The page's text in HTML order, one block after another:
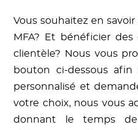
Vous souhaitez en
MFA? Et bénéficier des
clientèle? Nous vous
bouton ci-dessous
personnalisé et
votre choix, nous vous
donnant le temps